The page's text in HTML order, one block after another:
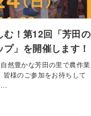
む！第12回「芳田の
」を開催します！
然豊かな芳田の里で農作業
様のご参加をお待ちして
…